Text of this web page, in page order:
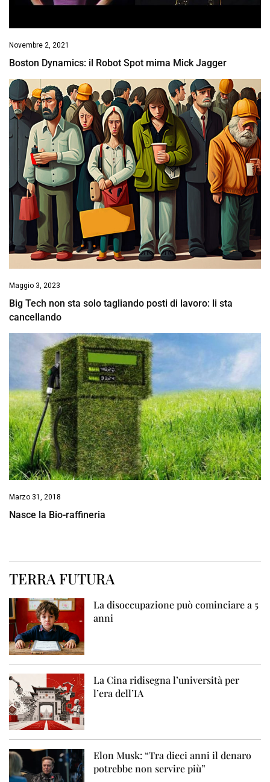
Novembre 2, 2021
Boston Dynamics: il Robot Spot mima Mick Jagger
Maggio 3, 2023
Big Tech non sta solo tagliando posti di lavoro: li sta
cancellando
Marzo 31, 2018
Nasce la Bio-raffineria
TERRA FUTURA
La disoccupazione può cominciare a 5
anni
La Cina ridisegna l’università per
l’era dell’IA
Elon Musk: “Tra dieci anni il denaro
potrebbe non servire più”